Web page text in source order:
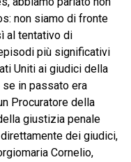
non siamo di fronte
al tentativo di
più significativi
Uniti ai giudici della
se in passato era
Procuratore della
giustizia penale
dei giudici,
Cornelio,